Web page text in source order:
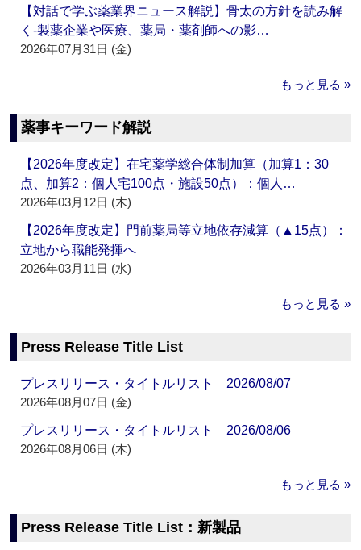
【対話で学ぶ薬業界ニュース解説】骨太の方針を読み解
く‐製薬企業や医療、薬局・薬剤師への影…
2026年07月31日 (金)
もっと見る »
薬事キーワード解説
【2026年度改定】在宅薬学総合体制加算（加算1：30
点、加算2：個人宅100点・施設50点）：個人…
2026年03月12日 (木)
【2026年度改定】門前薬局等立地依存減算（▲15点）：
立地から職能発揮へ
2026年03月11日 (水)
もっと見る »
Press Release Title List
プレスリリース・タイトルリスト 2026/08/07
2026年08月07日 (金)
プレスリリース・タイトルリスト 2026/08/06
2026年08月06日 (木)
もっと見る »
Press Release Title List：新製品